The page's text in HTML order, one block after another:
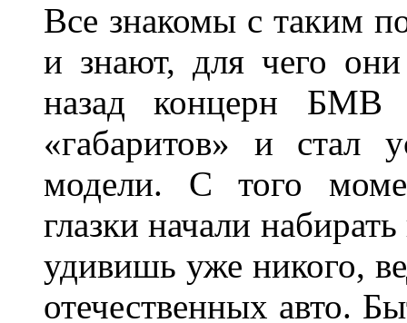
Все знакомы с таким
и знают, для чего
назад концерн БМВ
«габаритов» и стал
модели. С того
глазки начали
удивишь уже никого,
отечественных авто.